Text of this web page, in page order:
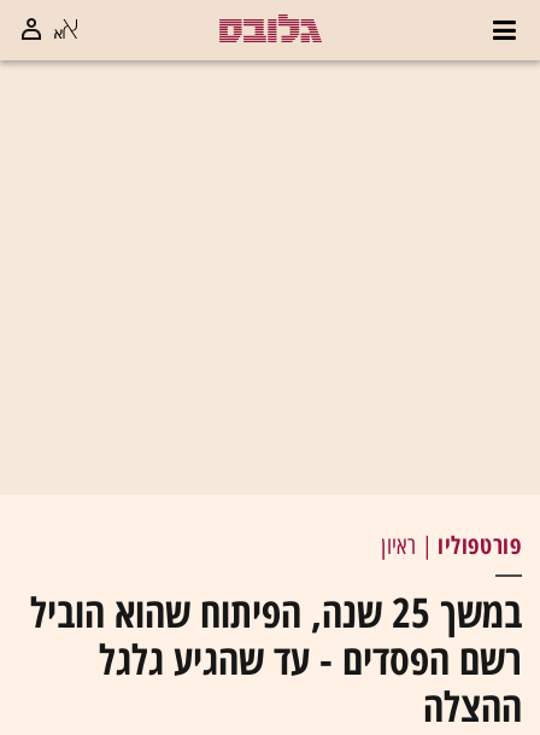
פורטפוליו | ראיון
במשך 25 שנה, הפיתוח שהוא הוביל
רשם הפסדים - עד שהגיע גלגל
ההצלה